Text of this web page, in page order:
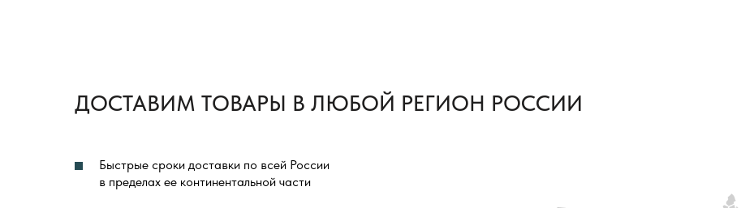
ДОСТАВИМ ТОВАРЫ В ЛЮБОЙ РЕГИОН РОССИИ
Быстрые сроки доставки по всей России
в пределах ее континентальной части